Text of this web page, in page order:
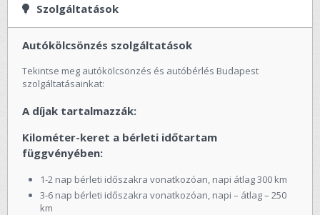
Szolgáltatások
Autókölcsönzés szolgáltatások
Tekintse meg autókölcsönzés és autóbérlés Budapest
szolgáltatásainkat:
A díjak tartalmazzák:
Kilométer-keret a bérleti időtartam
függvényében:
1-2 nap bérleti időszakra vonatkozóan, napi átlag 300 km
3-6 nap bérleti időszakra vonatkozóan, napi – átlag – 250
km